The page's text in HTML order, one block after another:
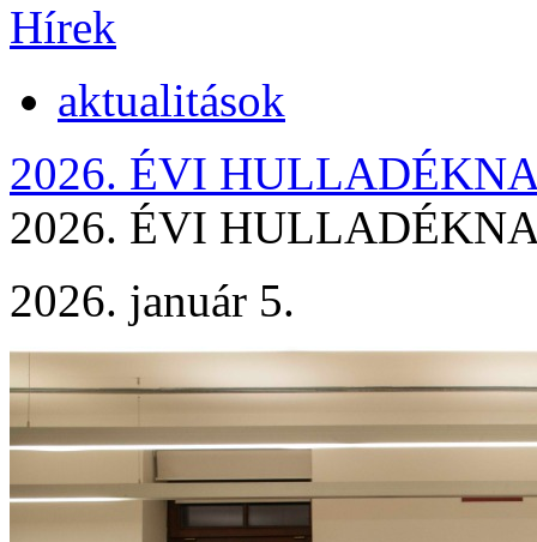
Hírek
aktualitások
2026. ÉVI
2026. ÉVI
2026. január 5.